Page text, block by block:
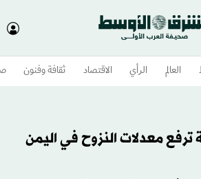
العالم الرأي الاقتصاد ثقافة وفنون
ترفع معدلات النزوح في اليمن